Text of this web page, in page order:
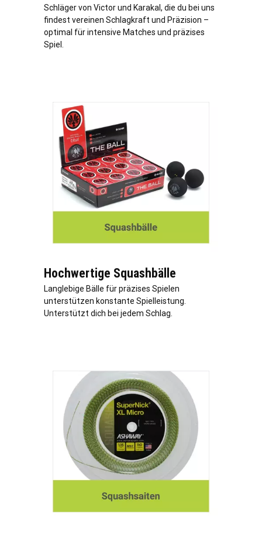
Schläger von Victor und Karakal, die du bei uns
findest vereinen Schlagkraft und Präzision –
optimal für intensive Matches und präzises
Spiel.
Hochwertige Squashbälle
Langlebige Bälle für präzises Spielen
unterstützen konstante Spielleistung.
Unterstützt dich bei jedem Schlag.